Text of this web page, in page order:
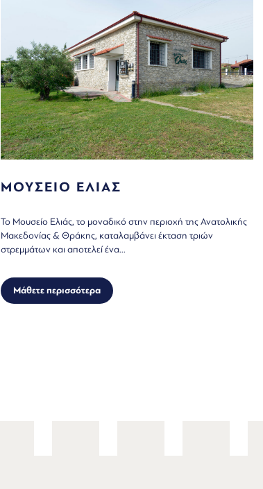
ΜΟΥΣΕΙΟ ΕΛΙΑΣ
Το Μουσείο Ελιάς, το μοναδικό στην περιοχή της Ανατολικής
Μακεδονίας & Θράκης, καταλαμβάνει έκταση τριών
στρεμμάτων και αποτελεί ένα...
Μάθετε περισσότερα